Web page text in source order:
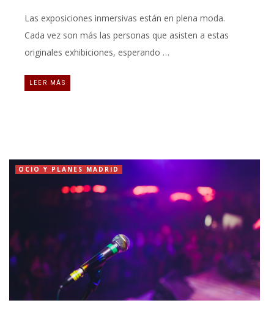
Las exposiciones inmersivas están en plena moda.
Cada vez son más las personas que asisten a estas
originales exhibiciones, esperando …
LEER MÁS
OCIO Y PLANES MADRID